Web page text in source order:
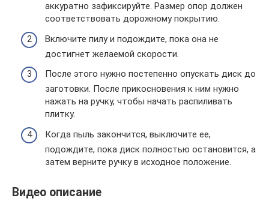
аккуратно зафиксируйте. Размер опор должен
соответствовать дорожному покрытию.
Включите пилу и подождите, пока она не
достигнет желаемой скорости.
После этого нужно постепенно опускать диск до
заготовки. После прикосновения к ним нужно
нажать на ручку, чтобы начать распиливать
плитку.
Когда пыль закончится, выключите ее,
подождите, пока диск полностью остановится, а
затем верните ручку в исходное положение.
Видео описание